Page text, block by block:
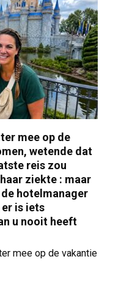
mee op de
wetende dat
reis zou
ziekte : maar
hotelmanager
is iets
u nooit heeft
mee op de vakantie